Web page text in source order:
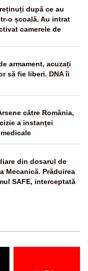
după ce au
o școală. Au intrat
camerele de
armament, acuzați
să fie liberi. DNA îi
către România,
a instanței
din dosarul de
Mecanică. Prăduirea
SAFE, interceptată